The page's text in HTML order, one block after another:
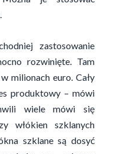
zastosowanie
rozwinięte. Tam
milionach euro. Cały
produktowy – mówi
wiele mówi się
włókien szklanych
szklane są dosyć